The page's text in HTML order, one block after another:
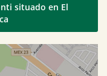
situado en El